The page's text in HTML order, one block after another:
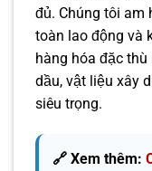
đủ. Chúng tôi am
toàn lao động và
hàng hóa đặc
dầu, vật liệu xây
siêu trọng.
🔗 Xem thêm: